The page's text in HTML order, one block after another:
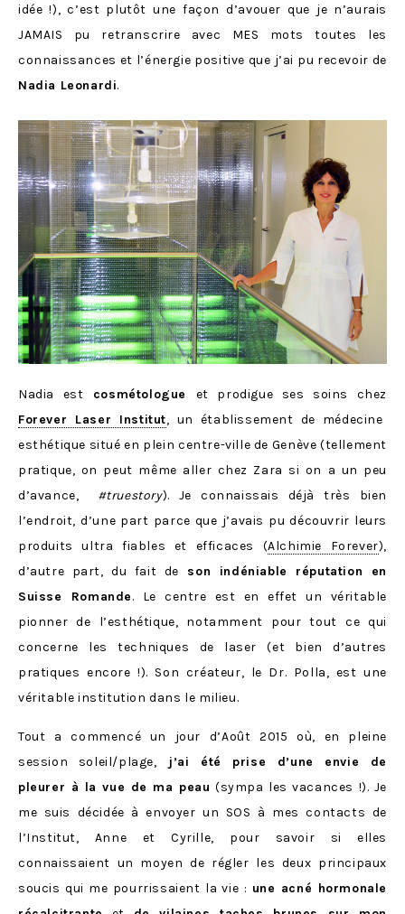
idée !), c’est plutôt une façon d’avouer que je n’aurais
JAMAIS pu retranscrire avec MES mots toutes les
connaissances et l’énergie positive que j’ai pu recevoir de
Nadia Leonardi.
Nadia est cosmétologue et prodigue ses soins chez
Forever Laser Institut, un établissement de médecine
esthétique situé en plein centre-ville de Genève (tellement
pratique, on peut même aller chez Zara si on a un peu
d’avance, #truestory). Je connaissais déjà très bien
l’endroit, d’une part parce que j’avais pu découvrir leurs
produits ultra fiables et efficaces (Alchimie Forever),
d’autre part, du fait de son indéniable réputation en
Suisse Romande. Le centre est en effet un véritable
pionner de l’esthétique, notamment pour tout ce qui
concerne les techniques de laser (et bien d’autres
pratiques encore !). Son créateur, le Dr. Polla, est une
véritable institution dans le milieu.
Tout a commencé un jour d’Août 2015 où, en pleine
session soleil/plage, j’ai été prise d’une envie de
pleurer à la vue de ma peau (sympa les vacances !). Je
me suis décidée à envoyer un SOS à mes contacts de
l’Institut, Anne et Cyrille, pour savoir si elles
connaissaient un moyen de régler les deux principaux
soucis qui me pourrissaient la vie : une acné hormonale